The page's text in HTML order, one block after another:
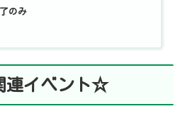
のみ
連イベント☆